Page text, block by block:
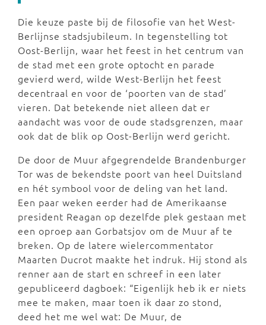
Die keuze paste bij de filosofie van het West-
Berlijnse stadsjubileum. In tegenstelling tot
Oost-Berlijn, waar het feest in het centrum van
de stad met een grote optocht en parade
gevierd werd, wilde West-Berlijn het feest
decentraal en voor de ‘poorten van de stad’
vieren. Dat betekende niet alleen dat er
aandacht was voor de oude stadsgrenzen, maar
ook dat de blik op Oost-Berlijn werd gericht.
De door de Muur afgegrendelde Brandenburger
Tor was de bekendste poort van heel Duitsland
en hét symbool voor de deling van het land.
Een paar weken eerder had de Amerikaanse
president Reagan op dezelfde plek gestaan met
een oproep aan Gorbatsjov om de Muur af te
breken. Op de latere wielercommentator
Maarten Ducrot maakte het indruk. Hij stond als
renner aan de start en schreef in een later
gepubliceerd dagboek: “Eigenlijk heb ik er niets
mee te maken, maar toen ik daar zo stond,
deed het me wel wat: De Muur, de